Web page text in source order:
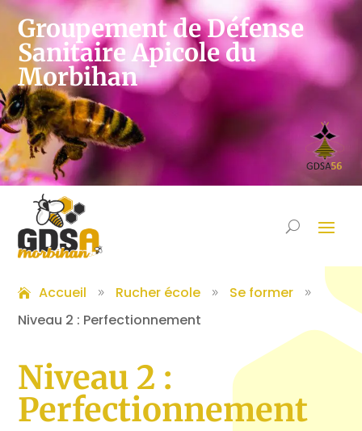
Groupement de Défense
Sanitaire Apicole du
Morbihan
Accueil 9 Rucher école 9 Se former 9
Niveau 2 : Perfectionnement
Niveau 2 :
Perfectionnement